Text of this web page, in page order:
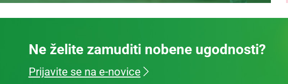
Ne želite zamuditi nobene ugodnosti?
Prijavite se na e-novice